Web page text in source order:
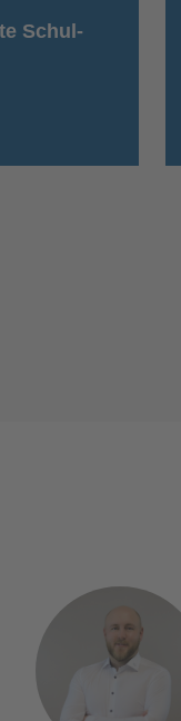
Schul-